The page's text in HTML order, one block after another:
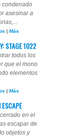
condenado
asesinar a
| Más
STAGE 1022
todos los
que el mono
elementos
| Más
en el
escapar de
objetos y